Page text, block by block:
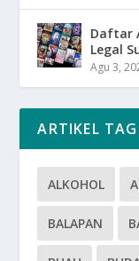
Daftar
Legal
Agu 3,
ARTIKEL TAG
ALKOHOL
BALAPAN